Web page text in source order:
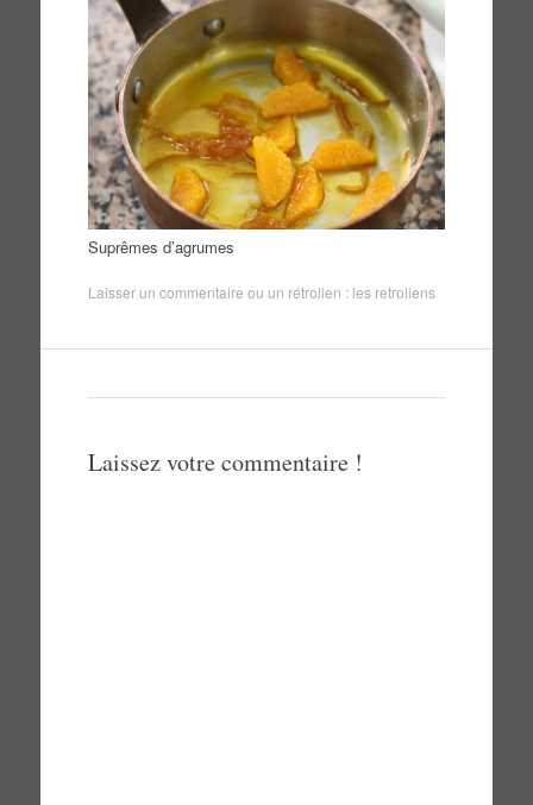
Suprêmes d’agrumes
Laisser un commentaire ou un rétrolien : les retroliens
Laissez votre commentaire !